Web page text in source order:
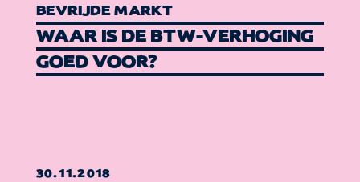
BEVRIJDE MARKT
WAAR IS DE BTW-VERHOGING
GOED VOOR?
30.11.2018